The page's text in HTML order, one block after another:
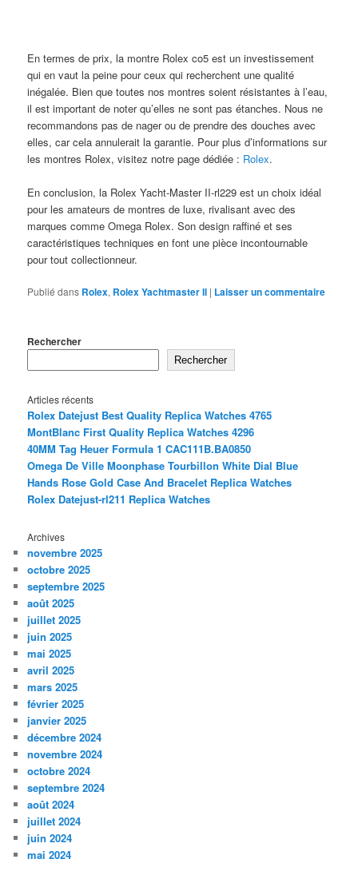
En termes de prix, la montre Rolex co5 est un investissement
qui en vaut la peine pour ceux qui recherchent une qualité
inégalée. Bien que toutes nos montres soient résistantes à l’eau,
il est important de noter qu’elles ne sont pas étanches. Nous ne
recommandons pas de nager ou de prendre des douches avec
elles, car cela annulerait la garantie. Pour plus d’informations sur
les montres Rolex, visitez notre page dédiée : Rolex.
En conclusion, la Rolex Yacht-Master II-rl229 est un choix idéal
pour les amateurs de montres de luxe, rivalisant avec des
marques comme Omega Rolex. Son design raffiné et ses
caractéristiques techniques en font une pièce incontournable
pour tout collectionneur.
Publié dans Rolex, Rolex Yachtmaster II | Laisser un commentaire
Rechercher
Rechercher
Articles récents
Rolex Datejust Best Quality Replica Watches 4765
MontBlanc First Quality Replica Watches 4296
40MM Tag Heuer Formula 1 CAC111B.BA0850
Omega De Ville Moonphase Tourbillon White Dial Blue
Hands Rose Gold Case And Bracelet Replica Watches
Rolex Datejust-rl211 Replica Watches
Archives
novembre 2025
octobre 2025
septembre 2025
août 2025
juillet 2025
juin 2025
mai 2025
avril 2025
mars 2025
février 2025
janvier 2025
décembre 2024
novembre 2024
octobre 2024
septembre 2024
août 2024
juillet 2024
juin 2024
mai 2024